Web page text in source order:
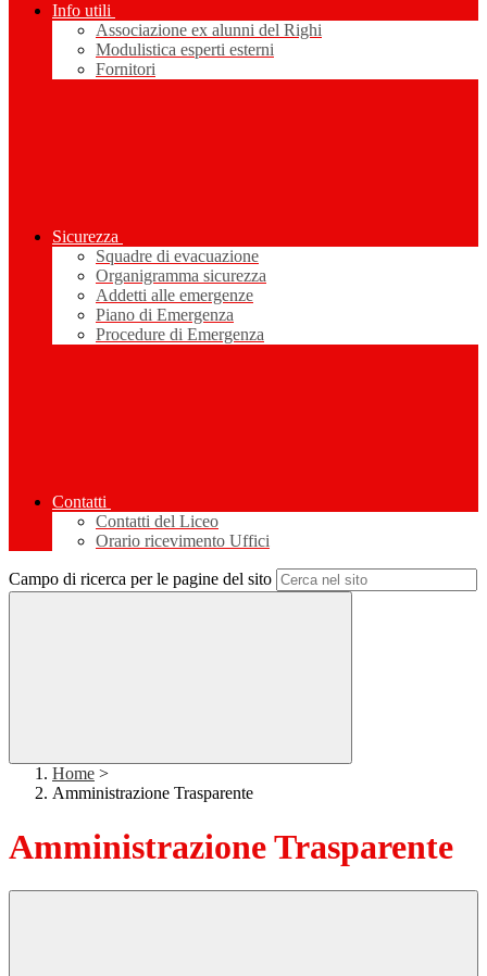
Info utili
Associazione ex alunni del Righi
Modulistica esperti esterni
Fornitori
Sicurezza
Squadre di evacuazione
Organigramma sicurezza
Addetti alle emergenze
Piano di Emergenza
Procedure di Emergenza
Contatti
Contatti del Liceo
Orario ricevimento Uffici
Campo di ricerca per le pagine del sito
Home >
Amministrazione Trasparente
Amministrazione Trasparente